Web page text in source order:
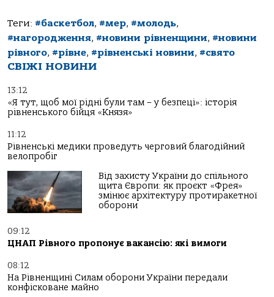
Теги: #баскетбол, #мер, #молодь,
#нагородження, #новини рівненщини, #новини
рівного, #рівне, #рівненські новини, #свято
СВІЖІ НОВИНИ
13:12
«Я тут, щоб мої рідні були там – у безпеці»: історія
рівненського бійця «Князя»
11:12
Рівненські медики проведуть черговий благодійний
велопробіг
Від захисту України до спільного
щита Європи: як проєкт «Фрея»
змінює архітектуру протиракетної
оборони
09:12
ЦНАП Рівного пропонує вакансію: які вимоги
08:12
На Рівненщині Силам оборони України передали
конфісковане майно